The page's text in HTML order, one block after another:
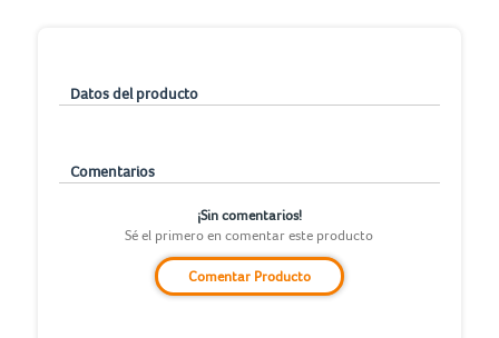
Datos del producto
Comentarios
¡Sin comentarios!
Sé el primero en comentar este producto
Comentar Producto